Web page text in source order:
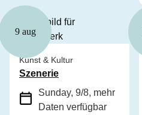
9 aug
Kunst & Kultur
Szenerie
Sunday, 9/8, mehr
Daten verfügbar